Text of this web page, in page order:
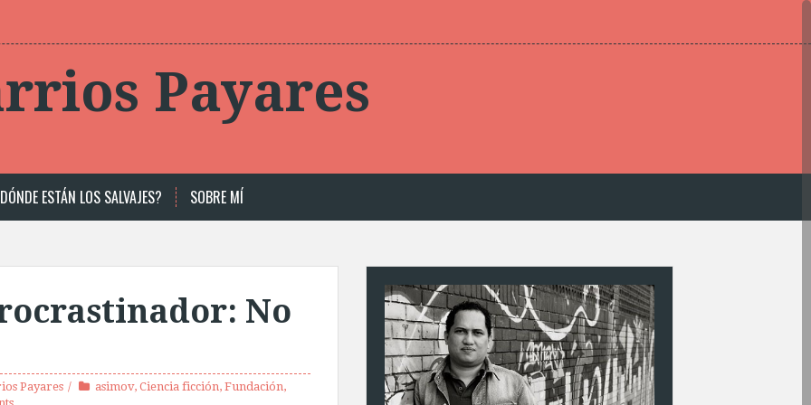
Payares
ESTÁN LOS SALVAJES? SOBRE MÍ
No
Payares asimov, Ciencia ficción, Fundación,